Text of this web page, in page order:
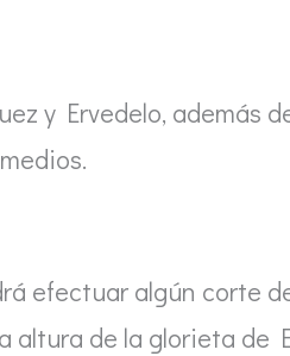
y Ervedelo, además
efectuar algún corte
altura de la glorieta de